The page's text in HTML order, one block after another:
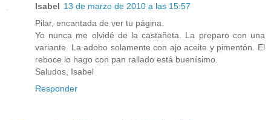
Isabel 13 de marzo de 2010 a las 15:57
Pilar, encantada de ver tu página.
Yo nunca me olvidé de la castañeta. La preparo con una
variante. La adobo solamente con ajo aceite y pimentón. El
reboce lo hago con pan rallado está buenísimo.
Saludos, Isabel
Responder